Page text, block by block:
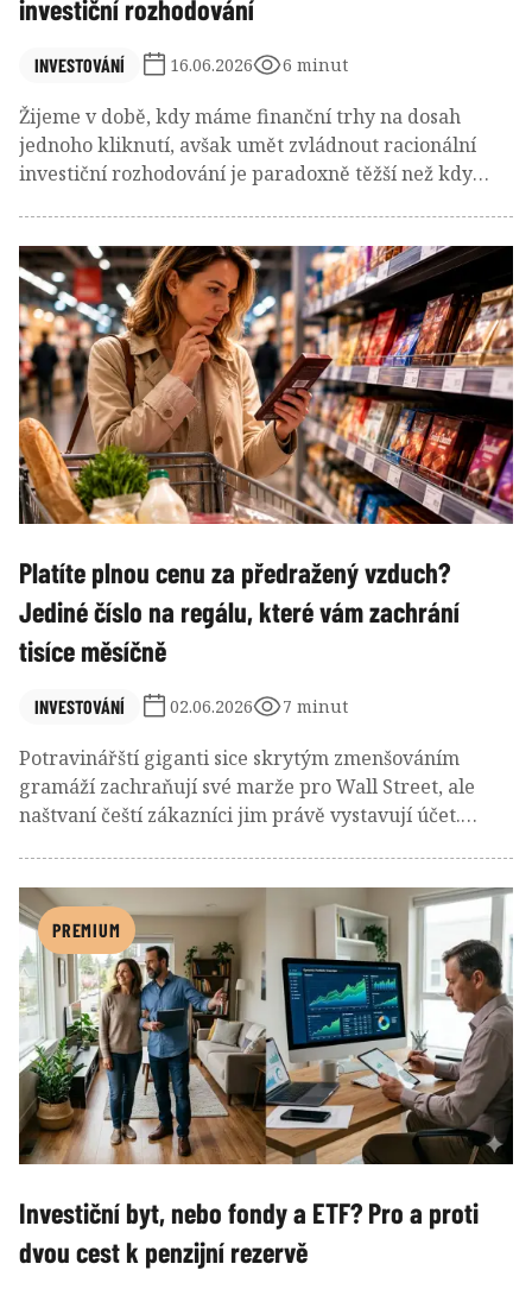
investiční rozhodování
INVESTOVÁNÍ 16.06.2026 6 minut
Žijeme v době, kdy máme finanční trhy na dosah
jednoho kliknutí, avšak umět zvládnout racionální
investiční rozhodování je paradoxně těžší než kdy
(AI) servírují investorům působivý nebo
personalizovaný obsah, který vyvolává iluzi dokonalé
informovanosti a neomylnosti. Většinou však
nezprostředkují důležité souvislosti a přeceňování
krátkodobých zpráv pak může vést k impulzivnímu
nebo nadměrnému obchodování, přehlížení
významných tržních fundamentů a iluzi kontroly. Je
pak dobré znát způsoby, jak si zachovat chladnou
hlavu a investiční disciplínu.
Platíte plnou cenu za předražený vzduch?
Jediné číslo na regálu, které vám zachrání
tisíce měsíčně
INVESTOVÁNÍ 02.06.2026 7 minut
Potravinářští giganti sice skrytým zmenšováním
gramáží zachraňují své marže pro Wall Street, ale
naštvaní čeští zákazníci jim právě vystavují účet.
pravidla hry pro retailové investory.
PREMIUM
Investiční byt, nebo fondy a ETF? Pro a proti
dvou cest k penzijní rezervě